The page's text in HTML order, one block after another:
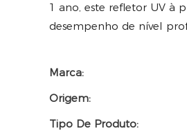
1 ano, este refletor UV à
desempenho de nível
Marca:
Origem:
Tipo De Produto: